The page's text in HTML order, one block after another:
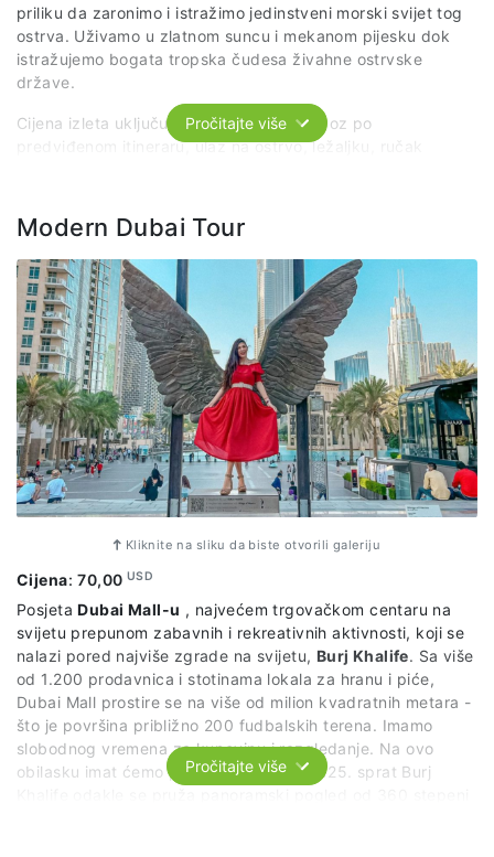
priliku da zaronimo i istražimo jedinstveni morski svijet tog
ostrva. Uživamo u zlatnom suncu i mekanom pijesku dok
istražujemo bogata tropska čudesa živahne ostrvske
države.
Cijena izleta uključuje: organizovani prevoz po
predviđenom itineraru, ulaz na ostrvo, ležaljku, ručak
Pročitajte više
Modern Dubai Tour
Kliknite na sliku da biste otvorili galeriju
Cijena:70,00 USD
PosjetaDubai Mall-u , najvećem trgovačkom centaru na
svijetu prepunom zabavnih i rekreativnih aktivnosti, koji se
nalazi pored najviše zgrade na svijetu, Burj Khalife. Sa više
od 1.200 prodavnica i stotinama lokala za hranu i piće,
Dubai Mall prostire se na više od milion kvadratnih metara -
što je površina približno 200 fudbalskih terena. Imamo
slobodnog vremena za kupovinu i razgledanje. Na ovo
obilasku imat ćemo priliku popeti se na 125. sprat Burj
Pročitajte više